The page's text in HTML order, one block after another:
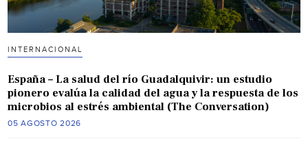
INTERNACIONAL
España – La salud del río Guadalquivir: un estudio
pionero evalúa la calidad del agua y la respuesta de los
microbios al estrés ambiental (The Conversation)
05 AGOSTO 2026